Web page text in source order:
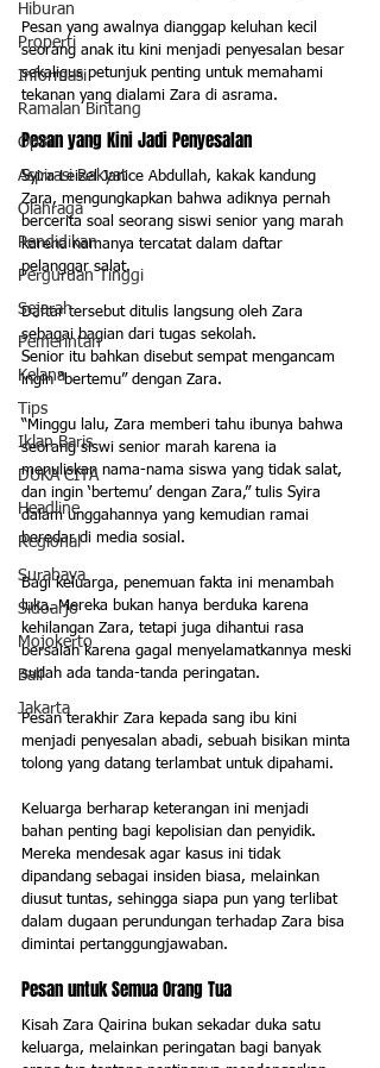
Hiburan
Properti
Informasi
Ramalan Bintang
Opini
Aspirasi Rakyat
Olahraga
Pendidikan
Perguruan Tinggi
Sejarah
Pemerintah
Kelana
Tips
Iklan Baris
DUKA CITA
Headline
Regional
Surabaya
Sidoarjo
Mojokerto
Bali
Jakarta
Pesan yang awalnya dianggap keluhan kecil
seorang anak itu kini menjadi penyesalan besar
sekaligus petunjuk penting untuk memahami
tekanan yang dialami Zara di asrama.
Pesan yang Kini Jadi Penyesalan
Syira Leizel Janice Abdullah, kakak kandung
Zara, mengungkapkan bahwa adiknya pernah
bercerita soal seorang siswi senior yang marah
karena namanya tercatat dalam daftar
pelanggar salat.
Daftar tersebut ditulis langsung oleh Zara
sebagai bagian dari tugas sekolah.
Senior itu bahkan disebut sempat mengancam
ingin “bertemu” dengan Zara.
“Minggu lalu, Zara memberi tahu ibunya bahwa
seorang siswi senior marah karena ia
menuliskan nama-nama siswa yang tidak salat,
dan ingin ‘bertemu’ dengan Zara,” tulis Syira
dalam unggahannya yang kemudian ramai
beredar di media sosial.
Bagi keluarga, penemuan fakta ini menambah
luka. Mereka bukan hanya berduka karena
kehilangan Zara, tetapi juga dihantui rasa
bersalah karena gagal menyelamatkannya meski
sudah ada tanda-tanda peringatan.
Pesan terakhir Zara kepada sang ibu kini
menjadi penyesalan abadi, sebuah bisikan minta
tolong yang datang terlambat untuk dipahami.
Keluarga berharap keterangan ini menjadi
bahan penting bagi kepolisian dan penyidik.
Mereka mendesak agar kasus ini tidak
dipandang sebagai insiden biasa, melainkan
diusut tuntas, sehingga siapa pun yang terlibat
dalam dugaan perundungan terhadap Zara bisa
dimintai pertanggungjawaban.
Pesan untuk Semua Orang Tua
Kisah Zara Qairina bukan sekadar duka satu
keluarga, melainkan peringatan bagi banyak